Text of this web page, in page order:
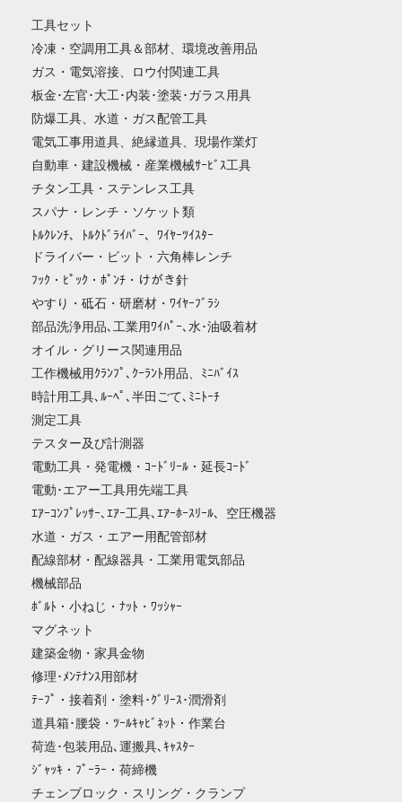
工具セット
冷凍・空調用工具＆部材、環境改善用品
ガス・電気溶接、ロウ付関連工具
板金･左官･大工･内装･塗装･ガラス用具
防爆工具、水道・ガス配管工具
電気工事用道具、絶縁道具、現場作業灯
自動車・建設機械・産業機械ｻｰﾋﾞｽ工具
チタン工具・ステンレス工具
スパナ・レンチ・ソケット類
ﾄﾙｸﾚﾝﾁ、ﾄﾙｸﾄﾞﾗｲﾊﾞｰ、ﾜｲﾔｰﾂｲｽﾀｰ
ドライバー・ビット・六角棒レンチ
ﾌｯｸ・ﾋﾟｯｸ・ﾎﾟﾝﾁ・けがき針
やすり・砥石・研磨材・ﾜｲﾔｰﾌﾞﾗｼ
部品洗浄用品､工業用ﾜｲﾊﾟｰ､水･油吸着材
オイル・グリース関連用品
工作機械用ｸﾗﾝﾌﾟ､ｸｰﾗﾝﾄ用品、ﾐﾆﾊﾞｲｽ
時計用工具､ﾙｰﾍﾟ､半田ごて､ﾐﾆﾄｰﾁ
測定工具
テスター及び計測器
電動工具・発電機・ｺｰﾄﾞﾘｰﾙ・延長ｺｰﾄﾞ
電動･エアー工具用先端工具
ｴｱｰｺﾝﾌﾟﾚｯｻｰ､ｴｱｰ工具､ｴｱｰﾎｰｽﾘｰﾙ、空圧機器
水道・ガス・エアー用配管部材
配線部材・配線器具・工業用電気部品
機械部品
ﾎﾞﾙﾄ・小ねじ・ﾅｯﾄ・ﾜｯｼｬｰ
マグネット
建築金物・家具金物
修理･ﾒﾝﾃﾅﾝｽ用部材
ﾃｰﾌﾟ・接着剤・塗料･ｸﾞﾘｰｽ･潤滑剤
道具箱･腰袋・ﾂｰﾙｷｬﾋﾞﾈｯﾄ・作業台
荷造･包装用品､運搬具､ｷｬｽﾀｰ
ｼﾞｬｯｷ・ﾌﾟｰﾗｰ・荷締機
チェンブロック・スリング・クランプ